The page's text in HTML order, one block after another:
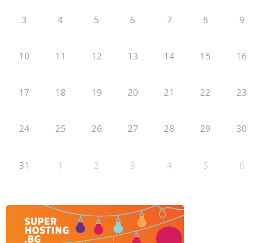
3 4 5 6 7 8 9
10 11 12 13 14 15 16
17 18 19 20 21 22 23
24 25 26 27 28 29 30
31 1 2 3 4 5 6